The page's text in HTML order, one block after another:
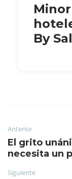
By
Anterior
El grito
necesita un
Siguiente